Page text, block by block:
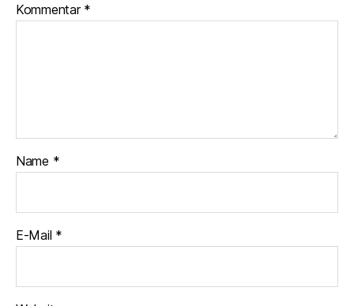
Kommentar *
Name *
E-Mail *